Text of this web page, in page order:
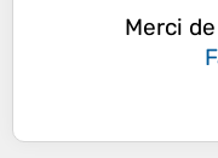
Merci